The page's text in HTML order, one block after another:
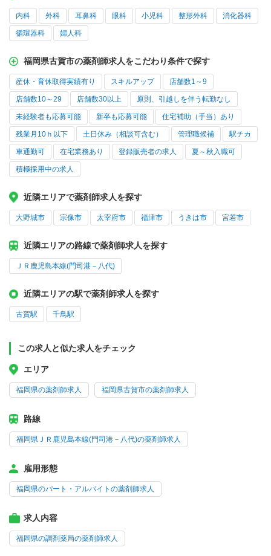
内科 外科 耳鼻科 眼科 小児科 整形外科 消化器科
循環器科 婦人科
福岡県古賀市の薬剤師求人をこだわり条件で探す
産休・育休取得実績有り スキルアップ 店舗数1～9
店舗数10～29 店舗数30以上 原則、引越しを伴う転勤なし
未経験者も応募可能 新卒も応募可能 住宅補助（手当）あり
残業月10ｈ以下 土日休み（相談可含む） 管理職候補 駅チカ
車通勤可 在宅業務あり 登録販売者の求人 夏～秋入職可
積極採用中の求人
近隣エリアで薬剤師求人を探す
大野城市 宗像市 太宰府市 福津市 うきは市 宮若市
近隣エリアの路線で薬剤師求人を探す
ＪＲ鹿児島本線(門司港－八代)
近隣エリアの駅で薬剤師求人を探す
古賀駅 千鳥駅
この求人と似た求人をチェック
エリア
福岡県の薬剤師求人 福岡県古賀市の薬剤師求人
路線
福岡県ＪＲ鹿児島本線(門司港－八代)の薬剤師求人
雇用形態
福岡県のパート・アルバイトの薬剤師求人
求人内容
福岡県の調剤薬局の薬剤師求人